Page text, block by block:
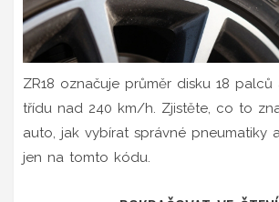
ZR18 označuje průměr disku 18
třídu nad 240 km/h. Zjistěte, co to
auto, jak vybírat správné pneumatiky
jen na tomto kódu.